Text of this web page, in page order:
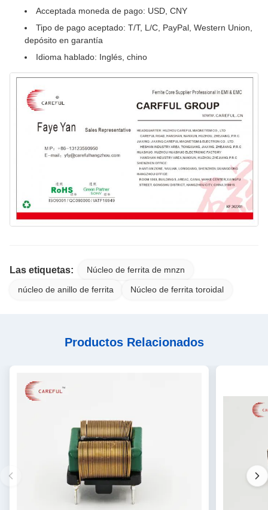
Acceptada moneda de pago: USD, CNY
Tipo de pago aceptado: T/T, L/C, PayPal, Western Union,
depósito en garantía
Idioma hablado: Inglés, chino
Las etiquetas: Núcleo de ferrita de mnzn
núcleo de anillo de ferrita Núcleo de ferrita toroidal
Productos Relacionados